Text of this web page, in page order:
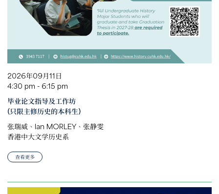
2026年09月11日
4:30 pm - 6:15 pm
毕业论文指导及工作坊
(只限主修历史的本科生)
张瑞威、Ian MORLEY、张静雯
香港中大文学历史系
查看更多